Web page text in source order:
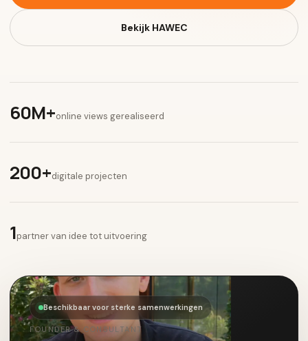
Bekijk HAWEC
60M+online views gerealiseerd
200+digitale projecten
1partner van idee tot uitvoering
Beschikbaar voor sterke samenwerkingen
FOUNDER & CONSULTANT